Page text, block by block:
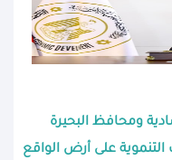
ومحافظ البحيرة
على أرض الواقع